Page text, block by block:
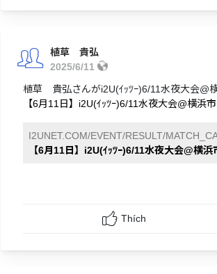
植草 貴弘
2025/6/11
植草 貴弘さんがi2U(ｲｯﾂｰ)6/11水夜大会@
【6月11日】i2U(ｲｯﾂｰ)6/11水夜大会@横浜
I2UNET.COM/EVENT/RESULT/
【6月11日】i2U(ｲｯﾂｰ)6/11水夜大会@横浜
Thích